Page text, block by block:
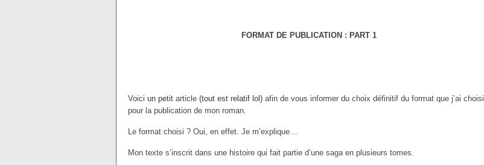
FORMAT DE PUBLICATION : PART 1
Voici un petit article (tout est relatif lol) afin de vous informer du choix définitif du format que j’ai choisi
pour la publication de mon roman.
Le format choisi ? Oui, en effet. Je m’explique…
Mon texte s’inscrit dans une histoire qui fait partie d’une saga en plusieurs tomes.